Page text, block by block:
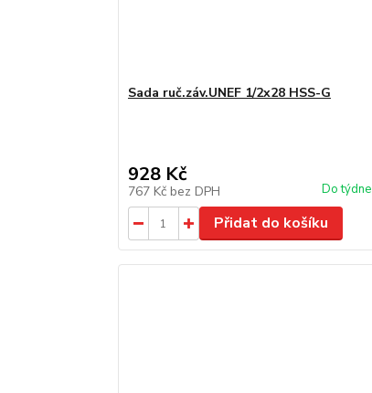
Sada ruč.záv.UNEF 1/2x28 HSS-G
928 Kč
767 Kč bez DPH Do týdne
Přidat do košíku